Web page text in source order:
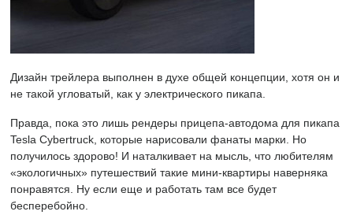
Дизайн трейлера выполнен в духе общей концепции, хотя он и
не такой угловатый, как у электрического пикапа.
Правда, пока это лишь рендеры прицепа-автодома для пикапа
Tesla Cybertruck, которые нарисовали фанаты марки. Но
получилось здорово! И наталкивает на мысль, что любителям
«экологичных» путешествий такие мини-квартиры наверняка
понравятся. Ну если еще и работать там все будет
бесперебойно.